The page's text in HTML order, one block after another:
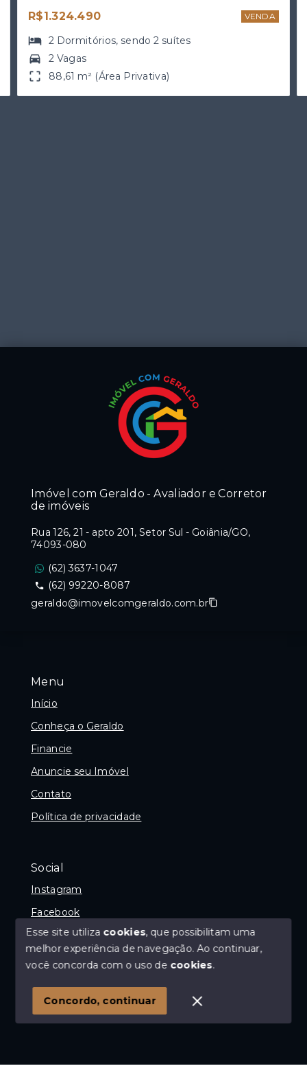
R$1.324.490 VENDA
2 Dormitórios, sendo2 suítes
2 Vagas
88,61 m² (Área Privativa)
Menu
Início
Conheça o Geraldo
Financie
Anuncie seu Imóvel
Contato
Política de privacidade
Social
Instagram
Facebook
© Copyright 2026 - Imóvel com Geraldo - Avaliador e
SITE PARA IMOBILIARIA
Imóvel com Geraldo - Avaliador e Corretor
de imóveis
Rua 126, 21 - apto 201, Setor Sul - Goiânia/GO,
74093-080
(62) 3637-1047
(62) 99220-8087
geraldo@imovelcomgeraldo.com.br
Esse site utiliza cookies, que possibilitam uma
melhor experiência de navegação.Ao continuar,
você concorda com o uso de cookies.
Concordo, continuar